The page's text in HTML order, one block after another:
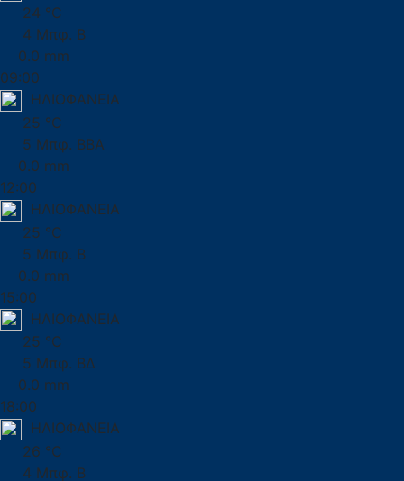
24 °C
4 Μπφ. Β
0.0 mm
09:00
ΗΛΙΟΦΑΝΕΙΑ
25 °C
5 Μπφ. ΒΒΑ
0.0 mm
12:00
ΗΛΙΟΦΑΝΕΙΑ
25 °C
5 Μπφ. Β
0.0 mm
15:00
ΗΛΙΟΦΑΝΕΙΑ
25 °C
5 Μπφ. ΒΔ
0.0 mm
18:00
ΗΛΙΟΦΑΝΕΙΑ
26 °C
4 Μπφ. Β